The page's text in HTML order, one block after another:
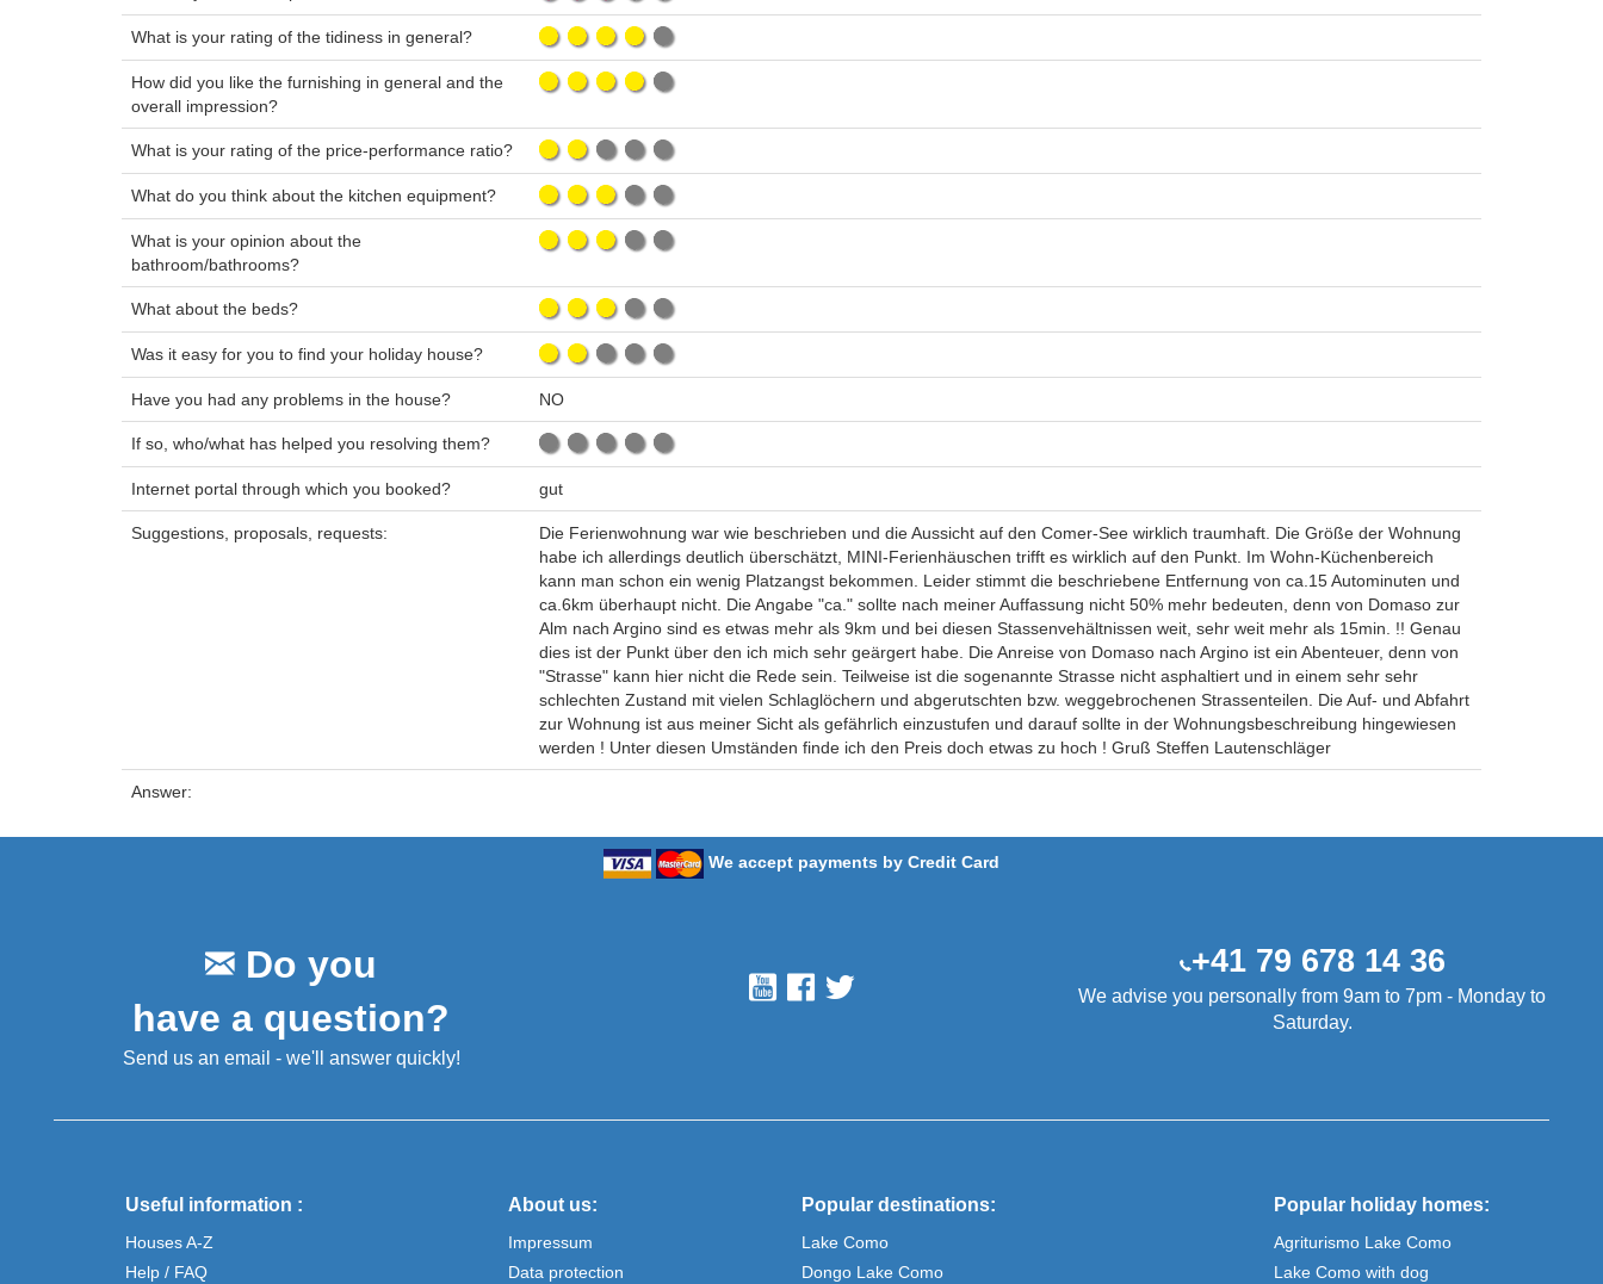
What is your rating of the tidiness in general?
How did you like the furnishing in general and the
overall impression?
What is your rating of the price-performance ratio?
What do you think about the kitchen equipment?
What is your opinion about the
bathroom/bathrooms?
What about the beds?
Was it easy for you to find your holiday house?
Have you had any problems in the house? NO
If so, who/what has helped you resolving them?
Internet portal through which you booked? gut
Suggestions, proposals, requests:
Die Ferienwohnung war wie beschrieben und die Aussicht auf den Comer-See wirklich traumhaft. Die Größe der Wohnung
habe ich allerdings deutlich überschätzt, MINI-Ferienhäuschen trifft es wirklich auf den Punkt. Im Wohn-Küchenbereich
kann man schon ein wenig Platzangst bekommen. Leider stimmt die beschriebene Entfernung von ca.15 Autominuten und
ca.6km überhaupt nicht. Die Angabe "ca." sollte nach meiner Auffassung nicht 50% mehr bedeuten, denn von Domaso zur
Alm nach Argino sind es etwas mehr als 9km und bei diesen Stassenvehältnissen weit, sehr weit mehr als 15min. !! Genau
dies ist der Punkt über den ich mich sehr geärgert habe. Die Anreise von Domaso nach Argino ist ein Abenteuer, denn von
"Strasse" kann hier nicht die Rede sein. Teilweise ist die sogenannte Strasse nicht asphaltiert und in einem sehr sehr
schlechten Zustand mit vielen Schlaglöchern und abgerutschten bzw. weggebrochenen Strassenteilen. Die Auf- und Abfahrt
zur Wohnung ist aus meiner Sicht als gefährlich einzustufen und darauf sollte in der Wohnungsbeschreibung hingewiesen
werden ! Unter diesen Umständen finde ich den Preis doch etwas zu hoch ! Gruß Steffen Lautenschläger
Answer:
We accept payments by Credit Card
Do you
have a question?
Send us an email - we'll answer quickly!
+41 79 678 14 36
We advise you personally from 9am to 7pm - Monday to
Saturday.
Useful information :
Houses A-Z
Help / FAQ
About us:
Impressum
Data protection
Popular destinations:
Lake Como
Dongo Lake Como
Popular holiday homes:
Agriturismo Lake Como
Lake Como with dog